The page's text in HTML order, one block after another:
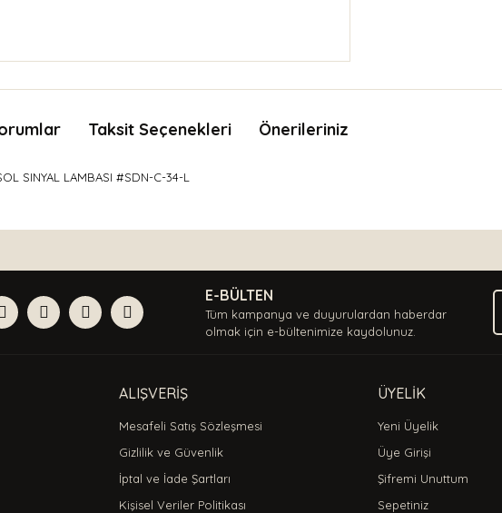
Taksit Seçenekleri Önerileriniz
SINYAL LAMBASI #SDN-C-34-L
eksik bilgiler bulunuyor.
alternatifler olmalı.
Gönder
E-BÜLTEN
Tüm kampanya ve duyurulardan haberdar
olmak için e-bültenimize kaydolunuz.
ALIŞVERİŞ
Mesafeli Satış Sözleşmesi
Gizlilik ve Güvenlik
İptal ve İade Şartları
Kişisel Veriler Politikası
ÜYELİK
Yeni Üyelik
Üye Girişi
Şifremi Unuttum
Sepetiniz